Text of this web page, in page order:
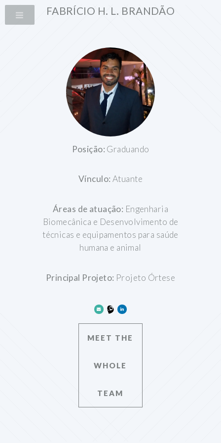
FABRÍCIO H. L. BRANDÃO
Posição: Graduando
Vínculo: Atuante
Áreas de atuação: Engenharia
Biomecânica e Desenvolvimento de
técnicas e equipamentos para saúde
humana e animal
Principal Projeto: Projeto Órtese
MEET THE
WHOLE
TEAM